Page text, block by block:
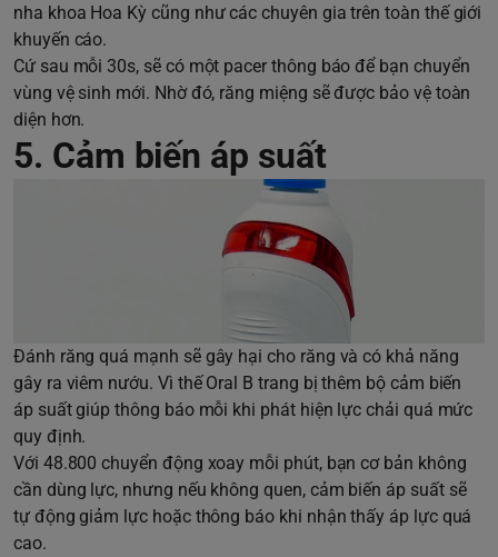
nha khoa Hoa Kỳ cũng như các chuyên gia trên toàn thế giới
khuyến cáo.
Cứ sau mỗi 30s, sẽ có một pacer thông báo để bạn chuyển
vùng vệ sinh mới. Nhờ đó, răng miệng sẽ được bảo vệ toàn
diện hơn.
5. Cảm biến áp suất
Đánh răng quá mạnh sẽ gây hại cho răng và có khả năng
gây ra viêm nướu. Vì thế Oral B trang bị thêm bộ cảm biến
áp suất giúp thông báo mỗi khi phát hiện lực chải quá mức
quy định.
Với 48.800 chuyển động xoay mỗi phút, bạn cơ bản không
cần dùng lực, nhưng nếu không quen, cảm biến áp suất sẽ
tự động giảm lực hoặc thông báo khi nhận thấy áp lực quá
cao.